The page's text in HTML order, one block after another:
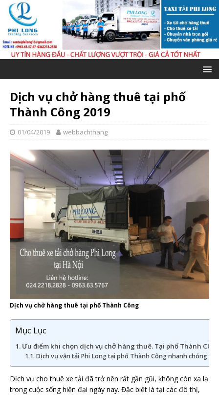
Dịch vụ chở hàng thuê tại phố
Thành Công 2019
01/04/2019 webbachthang
Dịch vụ chở hàng thuê tại phố Thành Công
Mục Lục
Ưu điểm khi chọn dịch vụ chở hàng thuê. Tại phố Thành
Dịch vụ vận tải Phi Long tại phố Thành Công nhanh chóng
Dịch vụ cho thuê xe tải đã trở nên rất gần gũi, không còn xa lạ
trong cuộc sống hiện đại ngày nay. Đặc biệt là tại các đô thị,